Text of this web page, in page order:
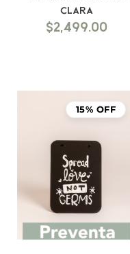
clara
$2,499.00
15% OFF